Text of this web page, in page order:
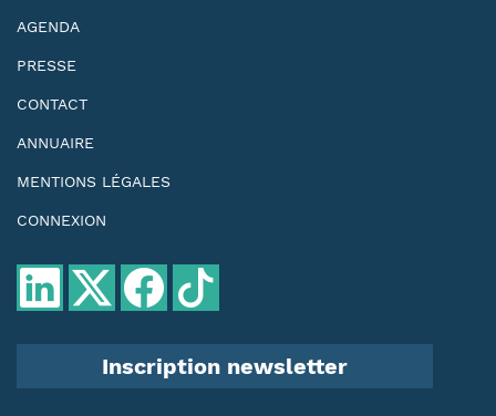
AGENDA
PRESSE
CONTACT
ANNUAIRE
MENTIONS LÉGALES
CONNEXION
Inscription newsletter